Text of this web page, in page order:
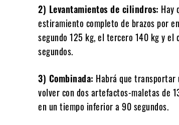
2) Levantamientos de cilindros: Hay
estiramiento completo de brazos por
segundo 125 kg, el tercero 140 kg y
segundos.
3) Combinada: Habrá que transportar
volver con dos artefactos-maletas de
en un tiempo inferior a 90 segundos.